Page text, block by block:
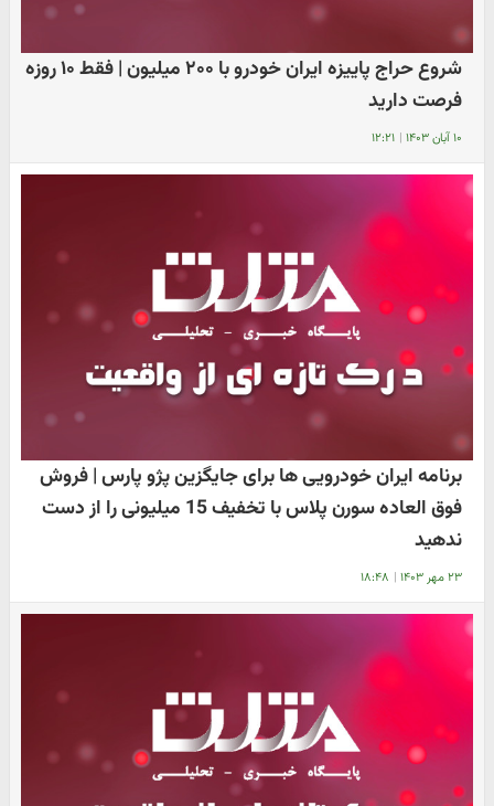
شروع حراج پاییزه ایران خودرو با ۲۰۰ میلیون | فقط ۱۰ روزه
فرصت دارید
۱۰ آبان ۱۴۰۳ | ۱۲:۲۱
برنامه ایران خودرویی ها برای جایگزین پژو پارس | فروش
فوق العاده سورن پلاس با تخفیف 15 میلیونی را از دست
ندهید
۲۳ مهر ۱۴۰۳ | ۱۸:۴۸